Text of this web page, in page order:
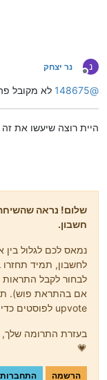
נ
מנותק
נר יצחק
@
148675 לא מקובל
היית רוצה שיעשו את
שלום! נראה שהשיחה
חשבון.
נמאס לכם לגלול
לחשבון, תמיד תחזרו
לבחור לקבל התראות
אם בהתראת פוש).
upvote לפוסטים כדי להביע הערכה לחברי קהילה אחרים.
בעזרת התרומה שלך,
💗
הרשמה התחברות